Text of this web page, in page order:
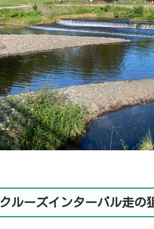
クルーズインターバル走の